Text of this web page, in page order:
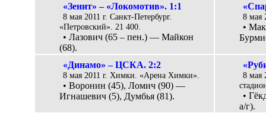
«Зенит» – «Локомотив». 1:1
8 мая 2011 г. Санкт-Петербург.
«Петровский». 21 400.
• Лазович (65 – пен.) — Майкон
(68).
8 мая
•
«Динамо» – ЦСКА. 2:2
8 мая 2011 г. Химки. «Арена Химки».
• Воронин (45), Ломич (90) —
Игнашевич (5), Думбья (81).
8 мая
•
а/г).